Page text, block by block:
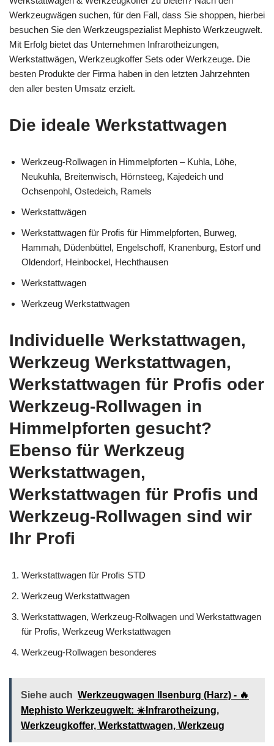
Werkzeugwägen suchen, für den Fall, dass Sie shoppen, hierbei
besuchen Sie den Werkzeugspezialist Mephisto Werkzeugwelt.
Mit Erfolg bietet das Unternehmen Infrarotheizungen,
Werkstattwägen, Werkzeugkoffer Sets oder Werkzeuge. Die
besten Produkte der Firma haben in den letzten Jahrzehnten
den aller besten Umsatz erzielt.
Die ideale Werkstattwagen
Werkzeug-Rollwagen in Himmelpforten – Kuhla, Löhe,
Neukuhla, Breitenwisch, Hörnsteeg, Kajedeich und
Ochsenpohl, Ostedeich, Ramels
Werkstattwägen
Werkstattwagen für Profis für Himmelpforten, Burweg,
Hammah, Düdenbüttel, Engelschoff, Kranenburg, Estorf und
Oldendorf, Heinbockel, Hechthausen
Werkstattwagen
Werkzeug Werkstattwagen
Individuelle Werkstattwagen,
Werkzeug Werkstattwagen,
Werkstattwagen für Profis oder
Werkzeug-Rollwagen in
Himmelpforten gesucht?
Ebenso für Werkzeug
Werkstattwagen,
Werkstattwagen für Profis und
Werkzeug-Rollwagen sind wir
Ihr Profi
Werkstattwagen für Profis STD
Werkzeug Werkstattwagen
Werkstattwagen, Werkzeug-Rollwagen und Werkstattwagen
für Profis, Werkzeug Werkstattwagen
Werkzeug-Rollwagen besonderes
Siehe auch Werkzeugwagen Ilsenburg (Harz) - 🔥
Mephisto Werkzeugwelt: ☀️Infrarotheizung,
Werkzeugkoffer, Werkstattwagen, Werkzeug